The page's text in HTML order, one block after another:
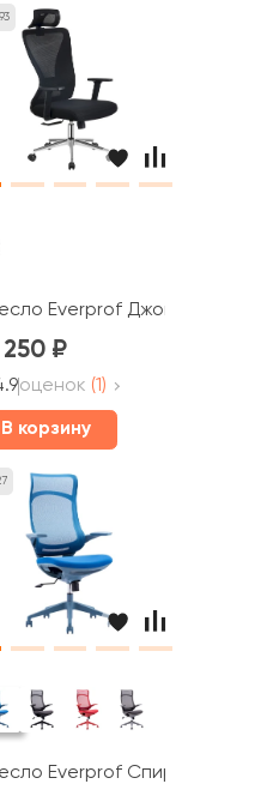
Opera TEverprof Джой / Joy
250
оценок (1)
В корзину
Opera M
Everprof Спирит / Spirit